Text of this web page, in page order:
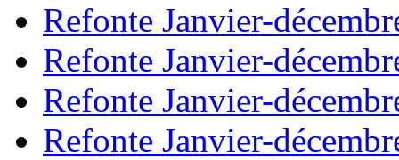
Refonte Janvier-
Refonte Janvier-
Refonte Janvier-
Refonte Janvier-